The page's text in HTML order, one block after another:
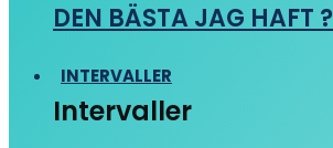
DEN BÄSTA JAG HAFT ?
INTERVALLER
Intervaller